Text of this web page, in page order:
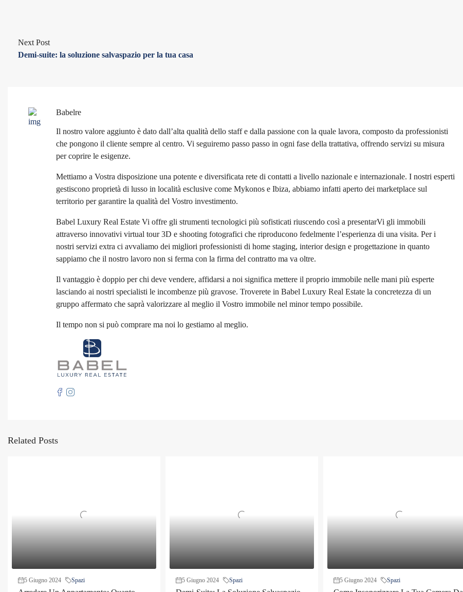
Next Post
Demi-suite: la soluzione salvaspazio per la tua casa
Babelre
Il nostro valore aggiunto è dato dall’alta qualità dello staff e dalla passione con la quale lavora, composto da professionisti
che pongono il cliente sempre al centro. Vi seguiremo passo passo in ogni fase della trattativa, offrendo servizi su misura
per coprire le esigenze.
Mettiamo a Vostra disposizione una potente e diversificata rete di contatti a livello nazionale e internazionale. I nostri esperti
gestiscono proprietà di lusso in località esclusive come Mykonos e Ibiza, abbiamo infatti aperto dei marketplace sul
territorio per garantire la qualità del Vostro investimento.
Babel Luxury Real Estate Vi offre gli strumenti tecnologici più sofisticati riuscendo così a presentarVi gli immobili
attraverso innovativi virtual tour 3D e shooting fotografici che riproducono fedelmente l’esperienza di una visita. Per i
nostri servizi extra ci avvaliamo dei migliori professionisti di home staging, interior design e progettazione in quanto
sappiamo che il nostro lavoro non si ferma con la firma del contratto ma va oltre.
Il vantaggio è doppio per chi deve vendere, affidarsi a noi significa mettere il proprio immobile nelle mani più esperte
lasciando ai nostri specialisti le incombenze più gravose. Troverete in Babel Luxury Real Estate la concretezza di un
gruppo affermato che saprà valorizzare al meglio il Vostro immobile nel minor tempo possibile.
Il tempo non si può comprare ma noi lo gestiamo al meglio.
Related Posts
5 Giugno 2024 Spazi 5 Giugno 2024 Spazi 5 Giugno 2024 Spazi